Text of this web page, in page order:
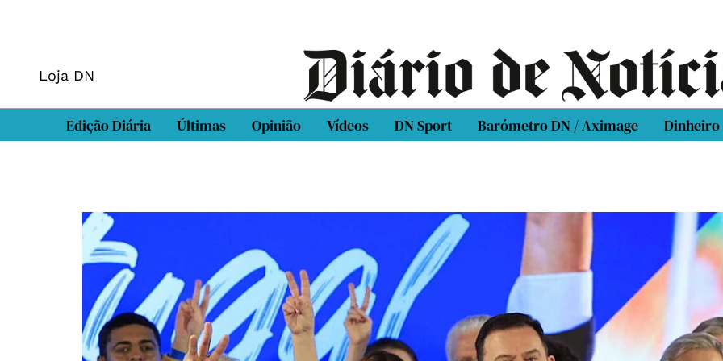
Loja DN
Edição Diária Últimas Opinião Vídeos DN Sport Barómetro DN / Aximage Dinheiro